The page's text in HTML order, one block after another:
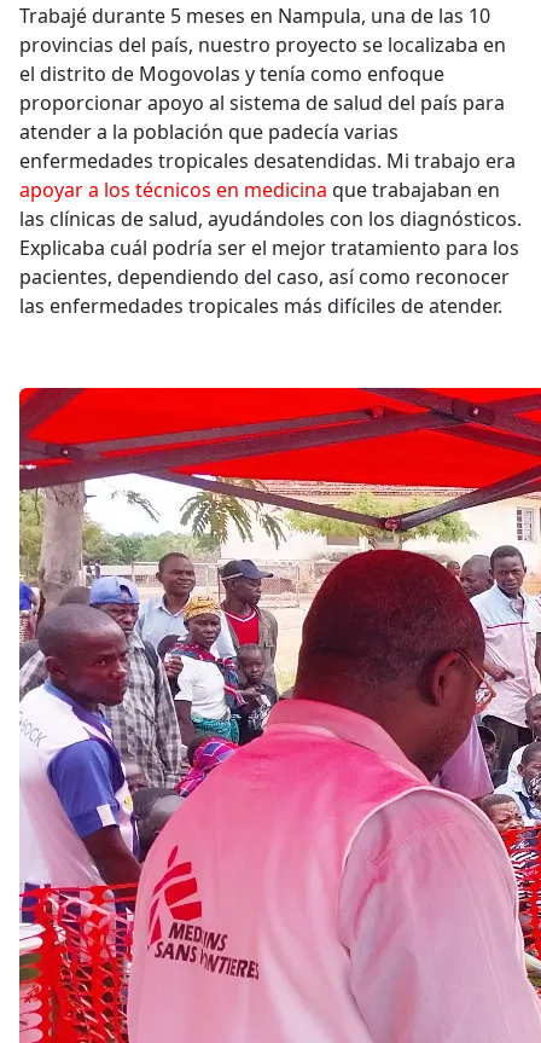
Trabajé durante 5 meses en Nampula, una de las 10
provincias del país, nuestro proyecto se localizaba en
el distrito de Mogovolas y tenía como enfoque
proporcionar apoyo al sistema de salud del país para
atender a la población que padecía varias
enfermedades tropicales desatendidas. Mi trabajo era
apoyar a los técnicos en medicina que trabajaban en
las clínicas de salud, ayudándoles con los diagnósticos.
Explicaba cuál podría ser el mejor tratamiento para los
pacientes, dependiendo del caso, así como reconocer
las enfermedades tropicales más difíciles de atender.